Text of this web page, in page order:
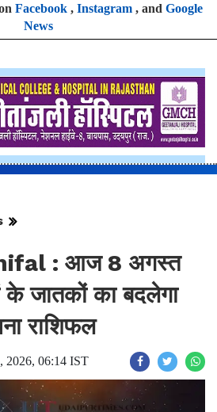
Facebook, Instagram, and Google
News
: आज 8 अगस्त
के जातकों का बदलेगा
राशिफल
2026, 06:14 IST